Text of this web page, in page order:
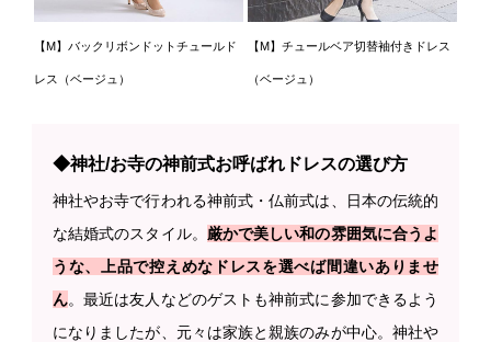
【M】バックリボンドットチュールド
レス（ベージュ）
【M】チュールベア切替袖付きドレス
（ベージュ）
◆神社/お寺の神前式お呼ばれドレスの選び方
神社やお寺で行われる神前式・仏前式は、日本の伝統的
な結婚式のスタイル。 厳かで美しい和の雰囲気に合うよ
うな、上品で控えめなドレスを選べば間違いありませ
ん。最近は友人などのゲストも神前式に参加できるよう
になりましたが、元々は家族と親族のみが中心。神社や